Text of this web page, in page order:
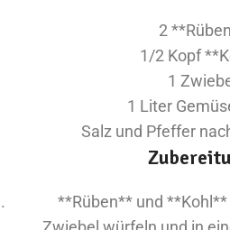
2
1/2 Kopf
1
1 Liter
Salz und Pfeffer
**Rüben** und **Kohl**